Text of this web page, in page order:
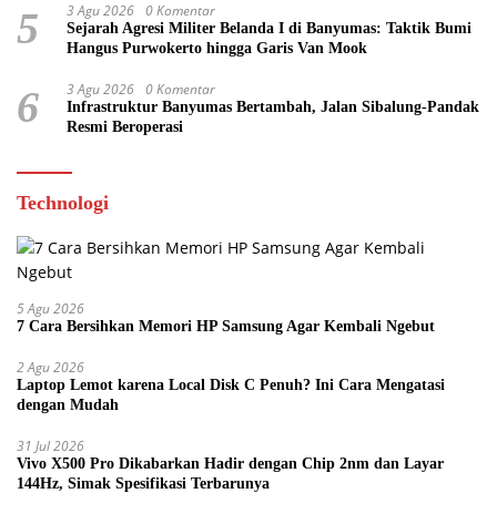
5 3 Agu 2026 0 Komentar
Sejarah Agresi Militer Belanda I di Banyumas: Taktik Bumi
Hangus Purwokerto hingga Garis Van Mook
6 3 Agu 2026 0 Komentar
Infrastruktur Banyumas Bertambah, Jalan Sibalung-Pandak
Resmi Beroperasi
Technologi
5 Agu 2026
7 Cara Bersihkan Memori HP Samsung Agar Kembali Ngebut
2 Agu 2026
Laptop Lemot karena Local Disk C Penuh? Ini Cara Mengatasi
dengan Mudah
31 Jul 2026
Vivo X500 Pro Dikabarkan Hadir dengan Chip 2nm dan Layar
144Hz, Simak Spesifikasi Terbarunya